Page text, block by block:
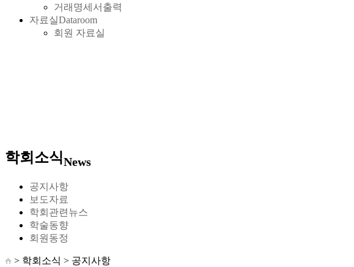
거래명세서출력
자료실Dataroom
회원 자료실
학회소식News
공지사항
보도자료
학회관련뉴스
학술동향
회원동정
> 학회소식 > 공지사항